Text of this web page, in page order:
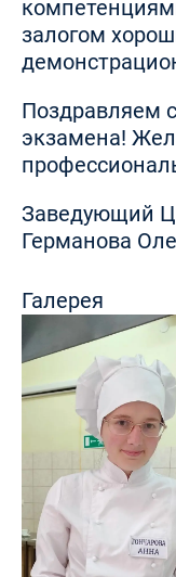
залогом
Поздравляем
экзамена!
Заведующий
Германова
Галерея